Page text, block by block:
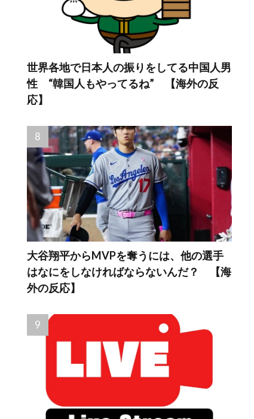
世界各地で日本人の振りをしてる中国人男
性 “韓国人もやってるね” 【海外の反
応】
大谷翔平からMVPを奪うには、他の選手
はなにをしなければならないんだ？ 【海
外の反応】